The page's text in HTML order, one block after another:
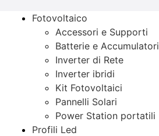
Fotovoltaico
Accessori e Supporti
Batterie e Accumulatori
Inverter di Rete
Inverter ibridi
Kit Fotovoltaici
Pannelli Solari
Power Station portatili
Profili Led